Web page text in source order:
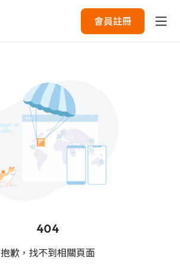
會員註冊
404
抱歉，找不到相關頁面